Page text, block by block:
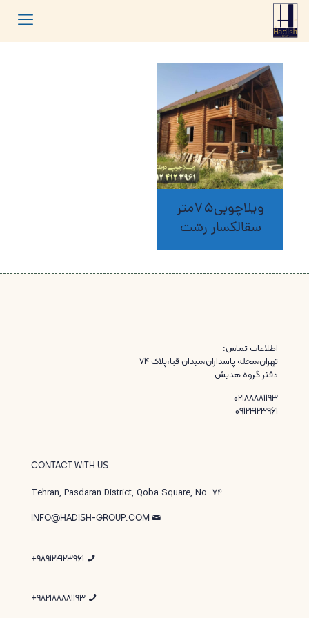
ویلاچوبی75متر
سقالکسار رشت
اطلاعات تماس:
تهران،محله پاسداران،میدان قبا،پلاک ۷۴
دفتر گروه هدیش
02188881193
09124123961
CONTACT WITH US
Tehran, Pasdaran District, Qoba Square, No. 74